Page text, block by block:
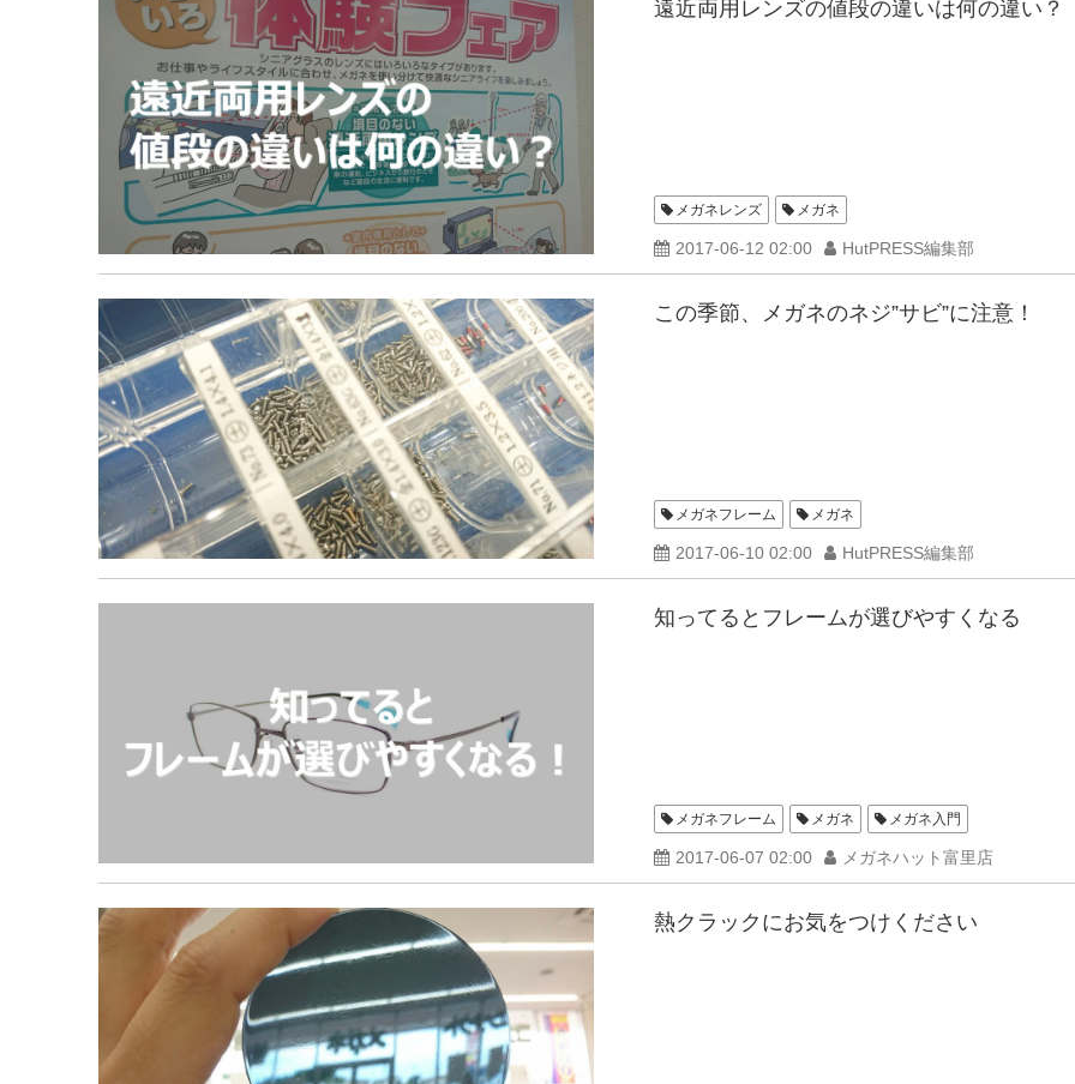
遠近両用レンズの値段の違いは何の違い？
メガネレンズ メガネ
2017-06-12 02:00 HutPRESS編集部
この季節、メガネのネジ”サビ”に注意！
メガネフレーム メガネ
2017-06-10 02:00 HutPRESS編集部
知ってるとフレームが選びやすくなる
メガネフレーム メガネ メガネ入門
2017-06-07 02:00 メガネハット富里店
熱クラックにお気をつけください